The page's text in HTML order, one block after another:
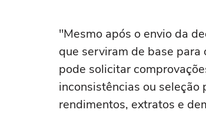
"Mesmo após o envio da
que serviram de base
pode solicitar
inconsistências ou
rendimentos, extratos e